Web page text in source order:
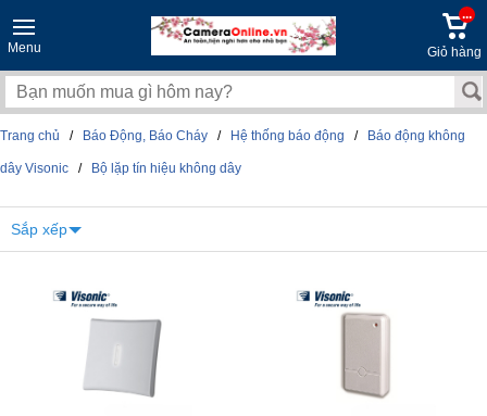
Menu
...
Giỏ hàng
Trang chủ / Báo Động, Báo Cháy / Hệ thống báo động / Báo động không
dây Visonic / Bộ lặp tín hiệu không dây
Sắp xếp